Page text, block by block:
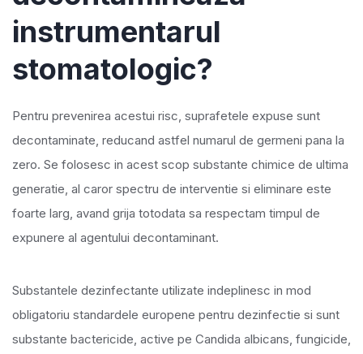
instrumentarul
stomatologic?
Pentru prevenirea acestui risc, suprafetele expuse sunt
decontaminate, reducand astfel numarul de germeni pana la
zero. Se folosesc in acest scop substante chimice de ultima
generatie, al caror spectru de interventie si eliminare este
foarte larg, avand grija totodata sa respectam timpul de
expunere al agentului decontaminant.
Substantele dezinfectante utilizate indeplinesc in mod
obligatoriu standardele europene pentru dezinfectie si sunt
substante bactericide, active pe Candida albicans, fungicide,